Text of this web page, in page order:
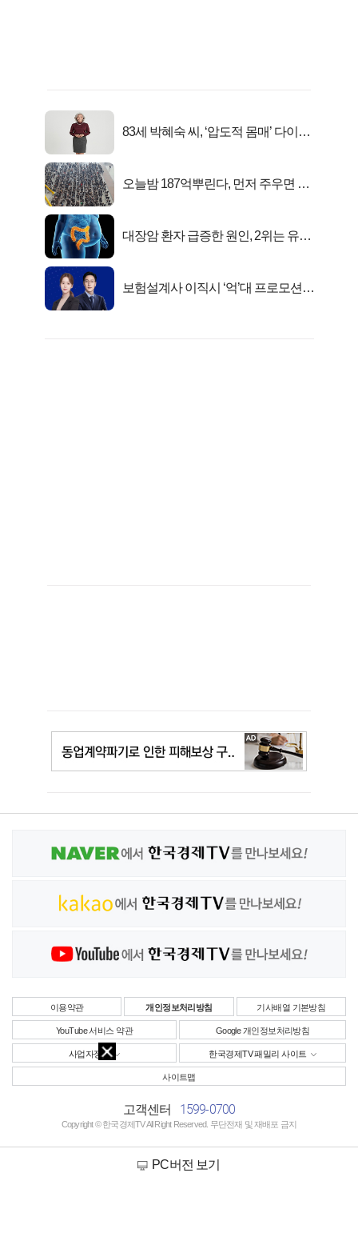
83세 박혜숙 씨, ‘압도적 몸매’ 다이어
오늘밤 187억뿌린다, 먼저 주우면 최
대장암 환자 급증한 원인, 2위는 유산
보험설계사 이직시 ‘억’대 프로모션!
이용약관 개인정보처리방침 기사배열 기본방침
YouTube 서비스 약관 Google 개인정보처리방침
사업자정보 한국경제TV 패밀리 사이트
사이트맵
고객센터 1599-0700
Copyright © 한국경제TV All Right Reserved. 무단전재 및 재배포 금지
PC버전 보기